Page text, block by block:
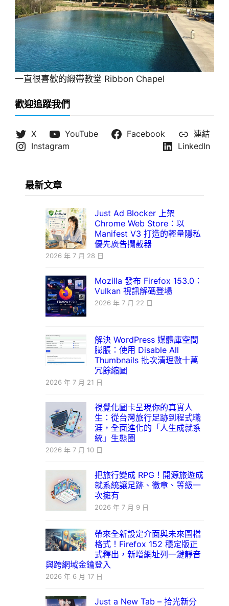
一直很喜歡的緞帶教堂 Ribbon Chapel
歡迎追蹤我們
X YouTube Facebook
連結
Instagram
LinkedIn
最新文章
Just Ad Blocker 上架
Chrome Web Store：以
Manifest V3 打造的輕量隱私
優先廣告攔截器
2026 年 7 月 28 日
Mozilla 發布 Firefox 153.0：
Vulkan 視訊解碼登場
2026 年 7 月 22 日
解決 WordPress 媒體庫空間
膨脹：使用 Disable All
Thumbnails 批次清理數十萬
冗餘縮圖
2026 年 7 月 21 日
視覺化圖卡呈現你的真實人
生：從台灣旅行足跡到程式職
涯，全面進化的「人生成就系
統」生態圈
2026 年 7 月 10 日
把旅行變成 RPG！開源旅遊成
就系統讓足跡、徽章、等級一
次擁有
2026 年 7 月 9 日
帶來全新設定介面與未來圖檔
格式！Firefox 152 穩定版正
式釋出，新增網址列一鍵靜音
與跨網域金鑰登入
2026 年 6 月 17 日
Just a New Tab – 拾光新分